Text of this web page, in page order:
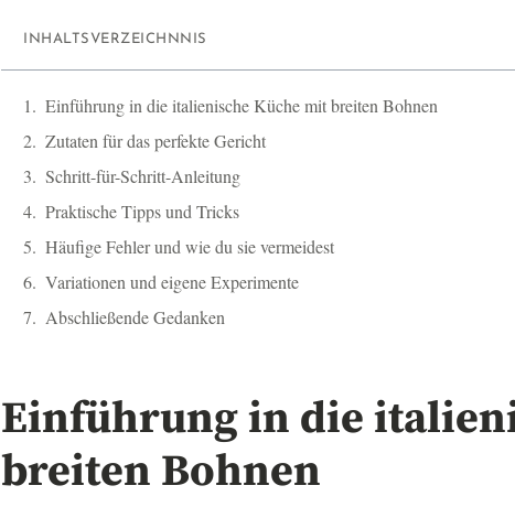
INHALTSVERZEICHNNIS
Einführung in die italienische Küche mit breiten Bohnen
Zutaten für das perfekte Gericht
Schritt-für-Schritt-Anleitung
Praktische Tipps und Tricks
Häufige Fehler und wie du sie vermeidest
Variationen und eigene Experimente
Abschließende Gedanken
Einführung in die
breiten Bohnen